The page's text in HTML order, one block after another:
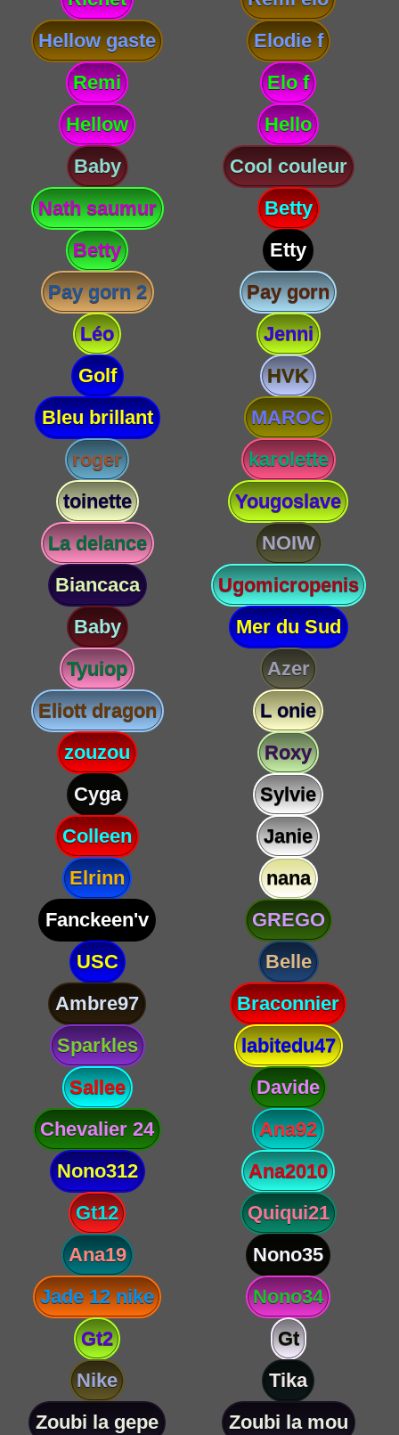
Hellow gaste
Elodie f
Remi
Elo f
Hellow
Hello
Baby
Cool couleur
Nath saumur
Betty
Betty
Etty
Pay gorn 2
Pay gorn
Léo
Jenni
Golf
HVK
Bleu brillant
MAROC
roger
karolette
toinette
Yougoslave
La delance
NOIW
Biancaca
Ugomicropenis
Baby
Mer du Sud
Tyuiop
Azer
Eliott dragon
L onie
zouzou
Roxy
Cyga
Sylvie
Colleen
Janie
Elrinn
nana
Fanckeen'v
GREGO
USC
Belle
Ambre97
Braconnier
Sparkles
labitedu47
Sallee
Davide
Chevalier 24
Ana92
Nono312
Ana2010
Gt12
Quiqui21
Ana19
Nono35
Jade 12 nike
Nono34
Gt2
Gt
Nike
Tika
Zoubi la gepe
Zoubi la mou